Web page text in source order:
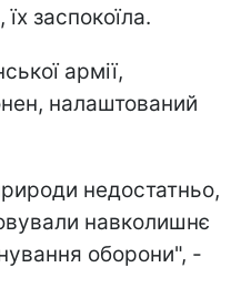
заспокоїла.
армії,
налаштований
недостатньо,
навколишнє
оборони", -